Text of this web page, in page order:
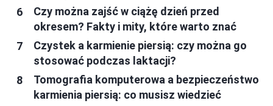
Czy można zajść w ciążę dzień przed
okresem? Fakty i mity, które warto znać
Czystek a karmienie piersią: czy można go
stosować podczas laktacji?
Tomografia komputerowa a bezpieczeństwo
karmienia piersią: co musisz wiedzieć